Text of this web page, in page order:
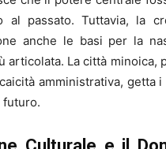
al passato. Tuttavia, la
anche le basi per la
articolata. La città minoica,
amministrativa, getta
futuro.